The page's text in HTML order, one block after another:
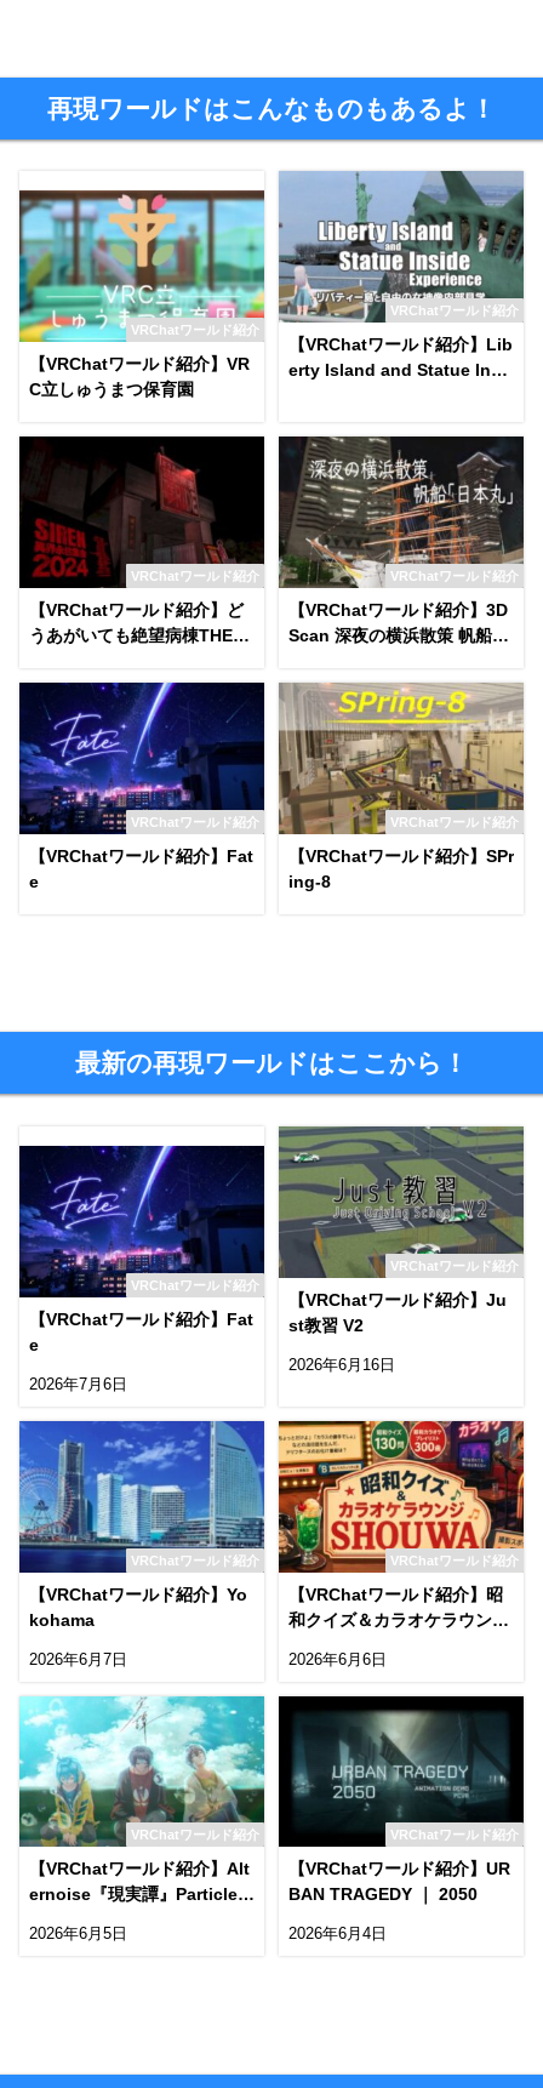
再現ワールドはこんなものもあるよ！
VRChatワールド紹介
【VRChatワールド紹介】VR
C立しゅうまつ保育園
VRChatワールド紹介
【VRChatワールド紹介】Lib
erty Island and Statue Insi
VRChatワールド紹介
【VRChatワールド紹介】ど
うあがいても絶望病棟THE˸R
24跡地）
VRChatワールド紹介
【VRChatワールド紹介】3D
Scan 深夜の横浜散策 帆船
VRChatワールド紹介
【VRChatワールド紹介】Fat
e
VRChatワールド紹介
【VRChatワールド紹介】SPr
ing-8
最新の再現ワールドはここから！
VRChatワールド紹介
【VRChatワールド紹介】Fat
e
2026年7月6日
VRChatワールド紹介
【VRChatワールド紹介】Ju
st教習 V2
2026年6月16日
VRChatワールド紹介
【VRChatワールド紹介】Yo
kohama
2026年6月7日
VRChatワールド紹介
【VRChatワールド紹介】昭
和クイズ＆カラオケラウンジ
2026年6月6日
VRChatワールド紹介
【VRChatワールド紹介】Alt
ernoise『現実譚』Particle L
2026年6月5日
VRChatワールド紹介
【VRChatワールド紹介】UR
BAN TRAGEDY ｜ 2050
2026年6月4日